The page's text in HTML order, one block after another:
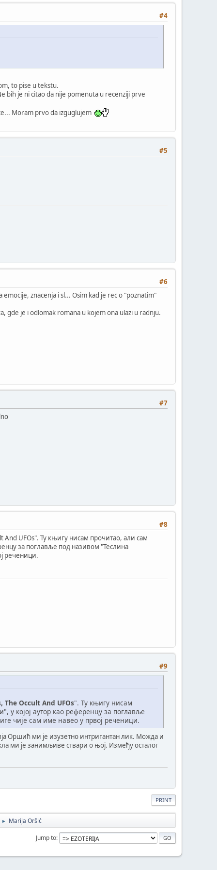
#4
to pise u tekstu.
bih je ni citao da nije pomenuta u recenziji prve
Moram prvo da izguglujem
#5
#6
znacenja i sl... Osim kad je rec o "poznatim"
gde je i odlomak romana u kojem ona ulazi u radnju.
#7
#8
And UFOs". Ту књигу нисам прочитао, али сам
за поглавље под називом "Теслина
реченици.
#9
Occult And UFOs". Ту књигу нисам
у којој аутор као референцу за поглавље
чије сам име навео у првој реченици.
Оршић ми је изузетно интригантан лик. Можда и
ми је занимљиве ствари о њој. Између осталог
PRINT
► Marija Oršić
Jump to